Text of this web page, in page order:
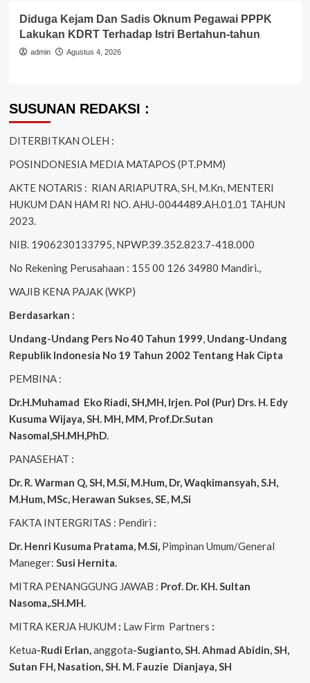
Diduga Kejam Dan Sadis Oknum Pegawai PPPK
Lakukan KDRT Terhadap Istri Bertahun-tahun
admin Agustus 4, 2026
SUSUNAN REDAKSI :
DITERBITKAN OLEH :
POSINDONESIA MEDIA MATAPOS (PT.PMM)
AKTE NOTARIS : RIAN ARIAPUTRA, SH, M.Kn, MENTERI
HUKUM DAN HAM RI NO. AHU-0044489.AH.01.01 TAHUN
2023.
NIB. 1906230133795, NPWP.39.352.823.7-418.000
No Rekening Perusahaan : 155 00 126 34980 Mandiri.,
WAJIB KENA PAJAK (WKP)
Berdasarkan :
Undang-Undang Pers No 40 Tahun 1999, Undang-Undang
Republik Indonesia No 19 Tahun 2002 Tentang Hak Cipta
PEMBINA :
Dr.H.Muhamad Eko Riadi, SH,MH, Irjen. Pol (Pur) Drs. H. Edy
Kusuma Wijaya, SH. MH, MM, Prof.Dr.Sutan
Nasomal,SH.MH,PhD.
PANASEHAT :
Dr. R. Warman Q, SH, M.Si, M.Hum, Dr, Waqkimansyah, S.H,
M.Hum, MSc, Herawan Sukses, SE, M,Si
FAKTA INTERGRITAS : Pendiri :
Dr. Henri Kusuma Pratama, M.Si, Pimpinan Umum/General
Maneger: Susi Hernita.
MITRA PENANGGUNG JAWAB : Prof. Dr. KH. Sultan
Nasoma,.SH.MH.
MITRA KERJA HUKUM : Law Firm Partners :
Ketua-Rudi Erlan,anggota-Sugianto, SH. Ahmad Abidin, SH,
Sutan FH, Nasation, SH. M. Fauzie Dianjaya, SH